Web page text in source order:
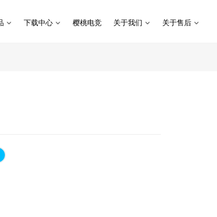
下载中心 樱桃电竞 关于我们 关于售后